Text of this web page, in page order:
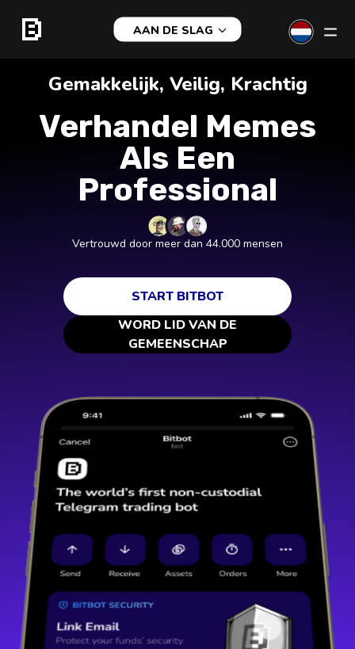
AAN DE SLAG
Gemakkelijk, Veilig, Krachtig
Verhandel Memes
Als Een
Professional
Vertrouwd door meer dan 44.000 mensen
START BITBOT
WORD LID VAN DE
GEMEENSCHAP